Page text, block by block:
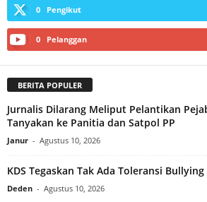
0 Pengikut
0 Pelanggan
BERITA POPULER
Jurnalis Dilarang Meliput Pelantikan
Tanyakan ke Panitia dan Satpol PP
Janur - Agustus 10, 2026
KDS Tegaskan Tak Ada Toleransi Bullying
Deden - Agustus 10, 2026